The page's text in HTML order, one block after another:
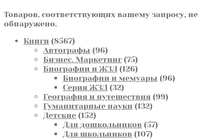
Товаров, соответствующих вашему запросу, не
обнаружено.
Книги 85678567
товаров
Автографы 9696
товаров
Бизнес. Маркетинг 7575
товаров
Биографии и ЖЗЛ 126126
товаров
Биографии и мемуары 9696
Серия ЖЗЛ 3232
товара
География и путешествия 9999
Гуманитарные науки 132132
Детские 152152
товара
Для дошкольников 5757
Для школьников 107107